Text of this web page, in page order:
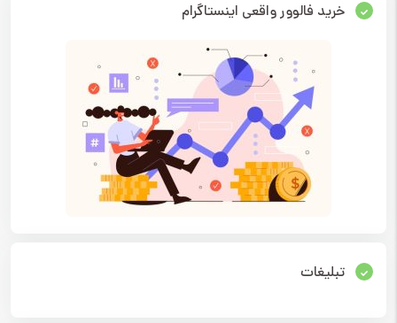
خرید فالوور واقعی اینستاگرام
تبلیغات